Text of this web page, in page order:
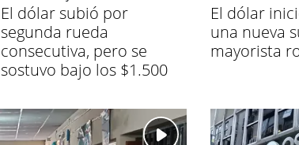
El dólar subió por
segunda rueda
consecutiva, pero se
sostuvo bajo los $1.500
El dólar
una nueva
mayorista